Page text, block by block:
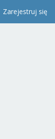
Zarejestruj się